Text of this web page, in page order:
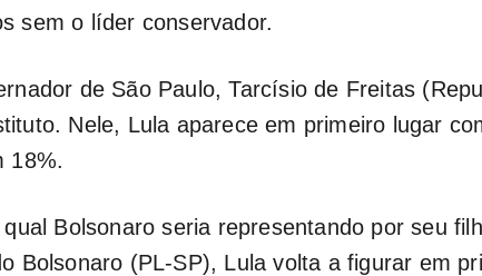
sem o líder conservador.
de São Paulo, Tarcísio de Freitas
Nele, Lula aparece em primeiro lugar
18%.
Bolsonaro seria representando por seu
Bolsonaro (PL-SP), Lula volta a figurar em